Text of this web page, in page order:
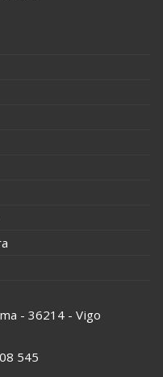
- 36214 - Vigo
545